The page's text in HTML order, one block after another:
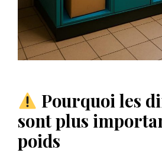
Pourquoi les
sont plus
poids